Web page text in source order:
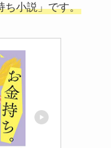
ち小説」です。